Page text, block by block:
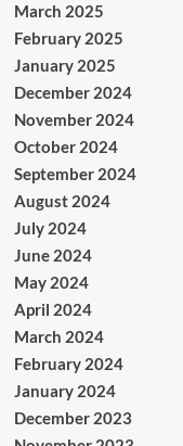
March 2025
February 2025
January 2025
December 2024
November 2024
October 2024
September 2024
August 2024
July 2024
June 2024
May 2024
April 2024
March 2024
February 2024
January 2024
December 2023